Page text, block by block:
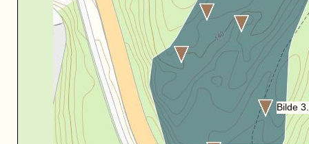
Bilde